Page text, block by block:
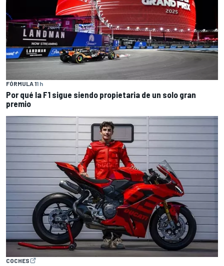
FÓRMULA 11 h
Por qué la F1 sigue siendo propietaria de un solo gran
premio
COCHES